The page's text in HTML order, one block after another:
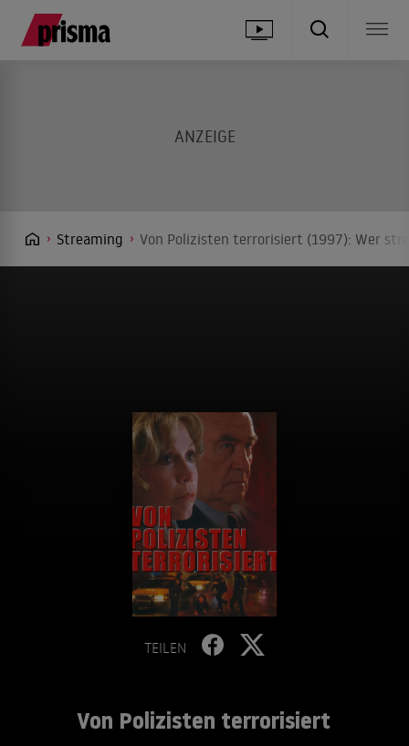
Streaming Von Polizisten terrorisiert (1997): Wer
TEILEN
Von Polizisten terrorisiert